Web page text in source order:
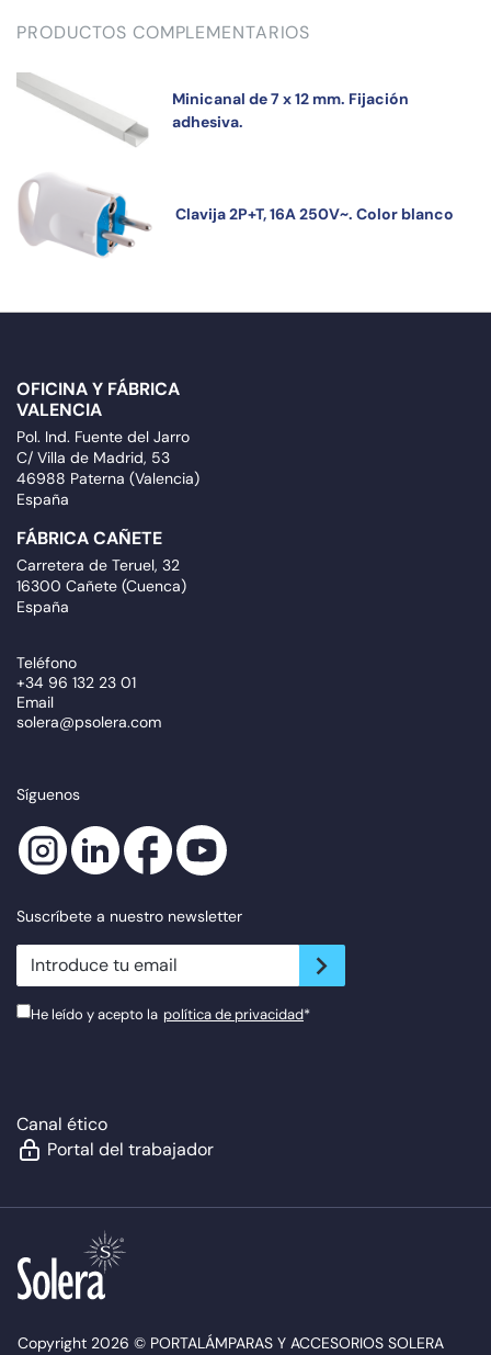
PRODUCTOS COMPLEMENTARIOS
Minicanal de 7 x 12 mm. Fijación
adhesiva.
Clavija 2P+T, 16A 250V~. Color blanco
OFICINA Y FÁBRICA
VALENCIA
Pol. Ind. Fuente del Jarro
C/ Villa de Madrid, 53
46988 Paterna (Valencia)
España
FÁBRICA CAÑETE
Carretera de Teruel, 32
16300 Cañete (Cuenca)
España
Teléfono
+34 96 132 23 01
Email
solera@psolera.com
Síguenos
Suscríbete a nuestro newsletter
newsletter.suscribe
He leído y acepto la política de privacidad*
Canal ético
Portal del trabajador
Copyright 2026 © PORTALÁMPARAS Y ACCESORIOS SOLERA